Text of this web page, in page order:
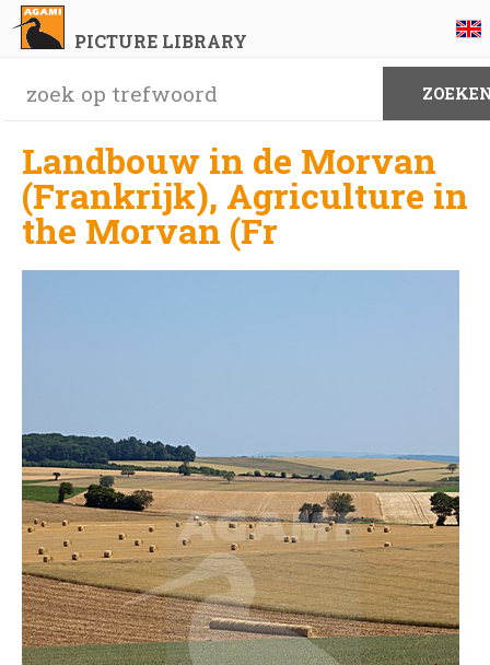
PICTURE LIBRARY
Landbouw in de Morvan
(Frankrijk), Agriculture in
the Morvan (Fr